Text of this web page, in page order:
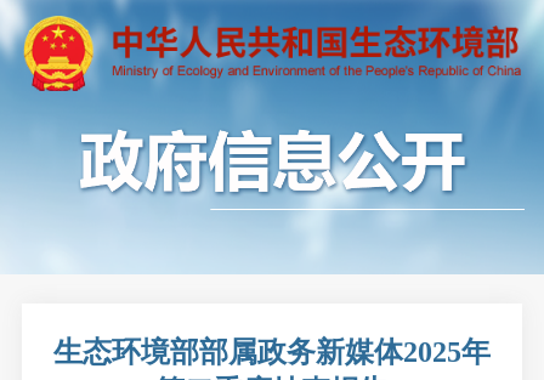
生态环境部部属政务新媒体2025年